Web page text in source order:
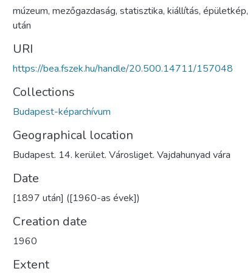
múzeum, mezőgazdaság, statisztika, kiállítás, épületkép,
után
URI
https://bea.fszek.hu/handle/20.500.14711/157048
Collections
Budapest-képarchívum
Geographical location
Budapest. 14. kerület. Városliget. Vajdahunyad vára
Date
[1897 után] ([1960-as évek])
Creation date
1960
Extent